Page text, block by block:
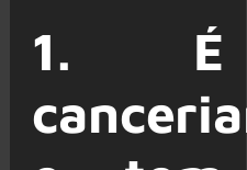
1. É